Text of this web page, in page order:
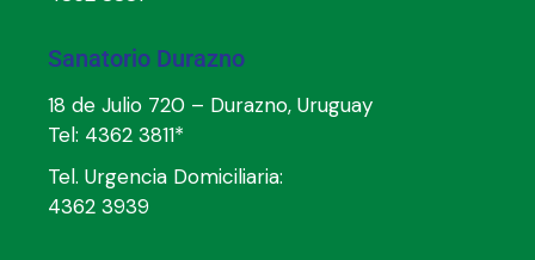
Sanatorio Durazno
18 de Julio 720 – Durazno, Uruguay
Tel: 4362 3811*
Tel. Urgencia Domiciliaria:
4362 3939